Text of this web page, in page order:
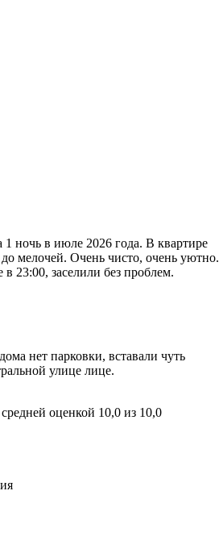
1 ночь в июле 2026 года. В квартире
мелочей. Очень чисто, очень уютно.
23:00, заселили без проблем.
нет парковки, вставали чуть
улице лице.
оценкой 10,0 из 10,0